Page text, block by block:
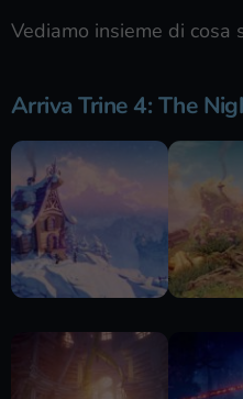
Vediamo insieme di cosa
Arriva Trine 4: The